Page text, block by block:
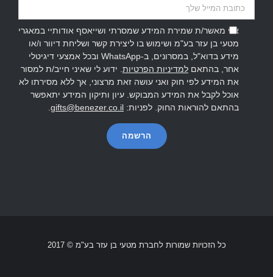
אני מאשר/ת שמירת המידע שמסרתי ושייאסף אודותיי במאגרי
מטעי בן עזר בע"מ ושימוש בו ליצירת קשר ושליחת דיוור ו/או
מידע בדוא"ל, במסרונים, ב-WhatsApp ובכל אמצעי דיגיטלי
אחר, בהתאם למדיניות הפרטיות . ידוע לי שאיני חייב/ת למסור
את המידע לפי חוק ואני עושה זאת מרצוני, אך ללא מסירתו לא
אוכל לקבל את המידע המבוקש. עיון ותיקון המידע יתאפשר
בהתאם להוראות החוק. לפניות: gifts@benezer.co.il
כל הזכויות שמורות לחברת מטעי בן עזר בע"מ © 2017